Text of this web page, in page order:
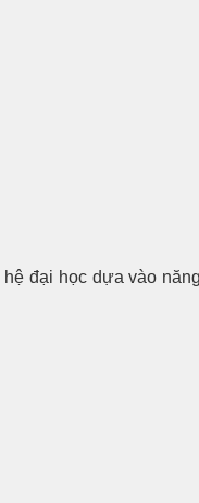
đại học dựa vào